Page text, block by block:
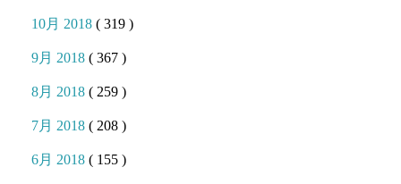
10月 2018( 319 )
9月 2018( 367 )
8月 2018( 259 )
7月 2018( 208 )
6月 2018( 155 )